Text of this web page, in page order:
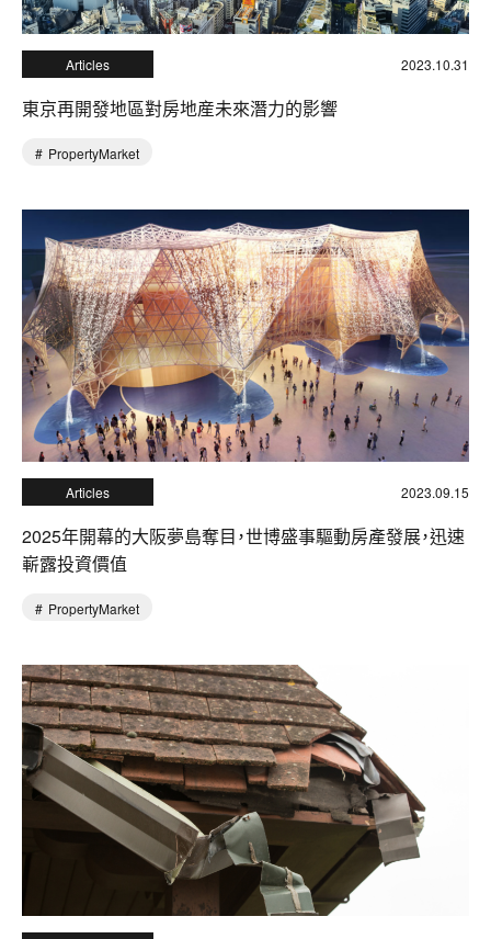
Articles 2023.10.31
東京再開發地區對房地産未來潛力的影響
PropertyMarket
Articles 2023.09.15
2025年開幕的大阪夢島奪目，世博盛事驅動房產發展，迅速
嶄露投資價值
PropertyMarket